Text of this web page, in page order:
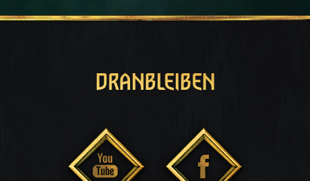
DRANBLEIBEN